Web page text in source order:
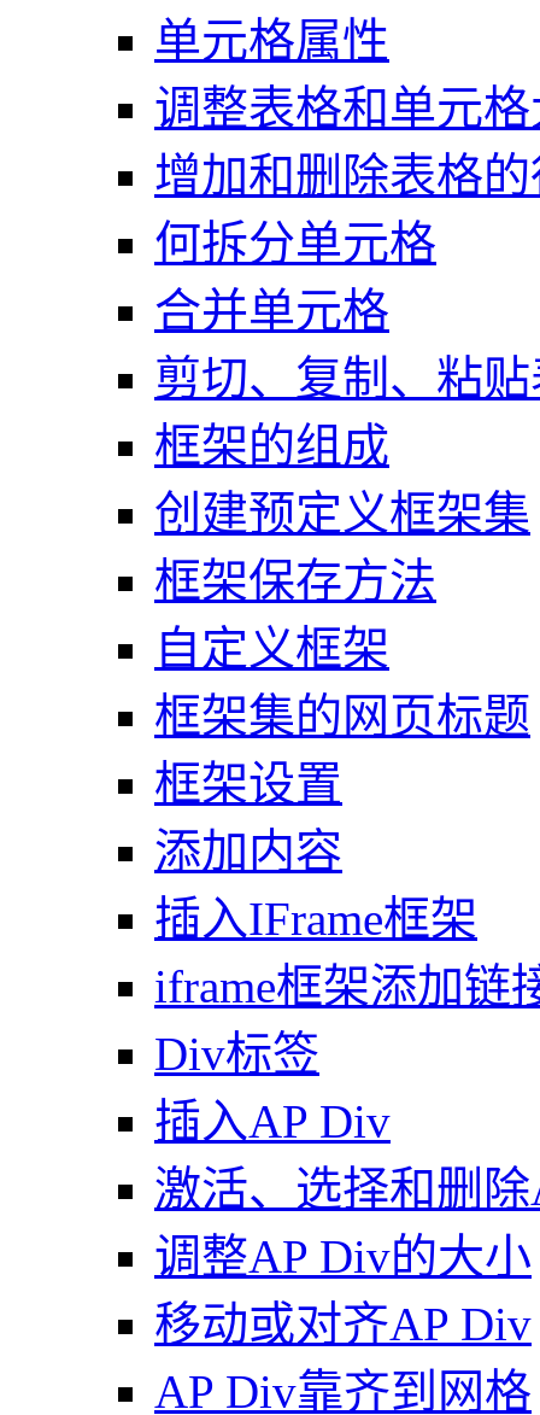
单元格属性
调整表格和单元
增加和删除表格
何拆分单元格
合并单元格
剪切、复制、粘
框架的组成
创建预定义框架集
框架保存方法
自定义框架
框架集的网页标题
框架设置
添加内容
插入IFrame框架
iframe框架添加链
Div标签
插入AP Div
激活、选择和删
调整AP Div的大小
移动或对齐AP Div
AP Div靠齐到网格